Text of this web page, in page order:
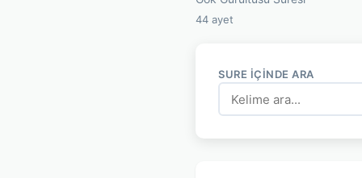
44 ayet
SURE İÇINDE ARA